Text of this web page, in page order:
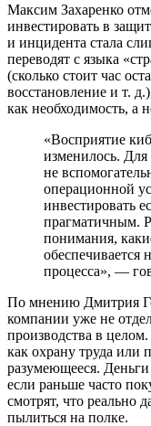
Максим Захаренко
инвестировать в
и инцидента стала
переводят с языка
(сколько стоит час
восстановление и т.
как необходимость, а
«Восприятие
изменилось.
не
операционной
инвестировать
прагматичным.
понимания,
обеспечивается
процесса», —
По мнению Дмитрия
компании уже не
производства в
как охрану труда или
разумеющееся.
если раньше часто
смотрят, что реально
пылиться на полке.